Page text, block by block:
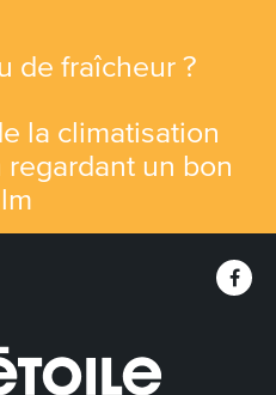
de fraîcheur ?
la climatisation
un bon
Lien